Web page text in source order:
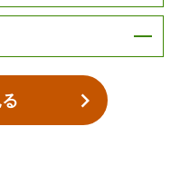
等の返納
限度額適用認定証
、世帯主が変わっ
録をしたマイナン